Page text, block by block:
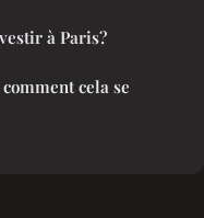
à Paris?
cela se